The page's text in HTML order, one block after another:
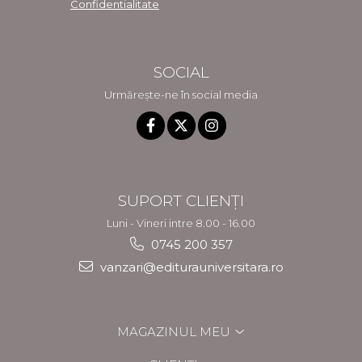
Confidentialitate
SOCIAL
Urmărește-ne în social media
SUPORT CLIENȚI
Luni - Vineri intre 8.00 - 16.00
0745 200 357
vanzari@editurauniversitara.ro
MAGAZINUL MEU